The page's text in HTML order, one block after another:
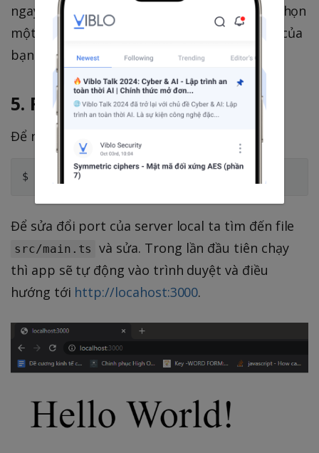
ngay lập tức: Express và Fastify. Bạn có thể chọn
một trong những phù hợp nhất với nhu cầu của
bạn.
5. Run App
Để run app mình dùng câu lệnh:
Để sửa đổi port của server local ta tìm đến file
src/main.ts
và sửa. Trong lần đầu tiên chạy
thì app sẽ tự động vào trình duyệt và điều
hướng tới http://locahost:3000.